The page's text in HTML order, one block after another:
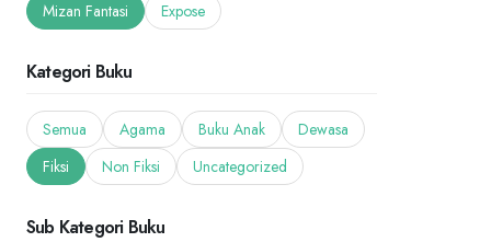
Mizan Fantasi
Expose
Kategori Buku
Semua Agama Buku Anak
Dewasa
Fiksi
Non Fiksi Uncategorized
Sub Kategori Buku